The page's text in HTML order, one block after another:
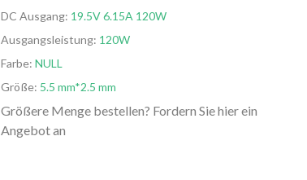
DC Ausgang: 19.5V 6.15A 120W
Ausgangsleistung: 120W
Farbe: NULL
Größe: 5.5 mm*2.5 mm
Größere Menge bestellen? Fordern Sie hier ein
Angebot an